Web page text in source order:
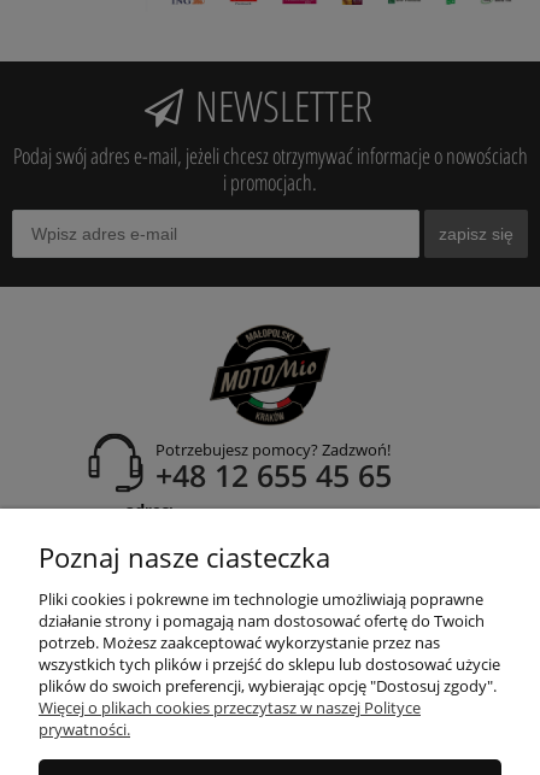
NEWSLETTER
Podaj swój adres e-mail, jeżeli chcesz otrzymywać informacje o nowościach
i promocjach.
zapisz się
Potrzebujesz pomocy? Zadzwoń!
+48 12 655 45 65
adres:
30-435 Kraków
POMOC
MOJE KONTO
Poznaj nasze ciasteczka
Pliki cookies i pokrewne im technologie umożliwiają poprawne
działanie strony i pomagają nam dostosować ofertę do Twoich
potrzeb. Możesz zaakceptować wykorzystanie przez nas
wszystkich tych plików i przejść do sklepu lub dostosować użycie
plików do swoich preferencji, wybierając opcję "Dostosuj zgody".
Więcej o plikach cookies przeczytasz w naszej Polityce
prywatności.